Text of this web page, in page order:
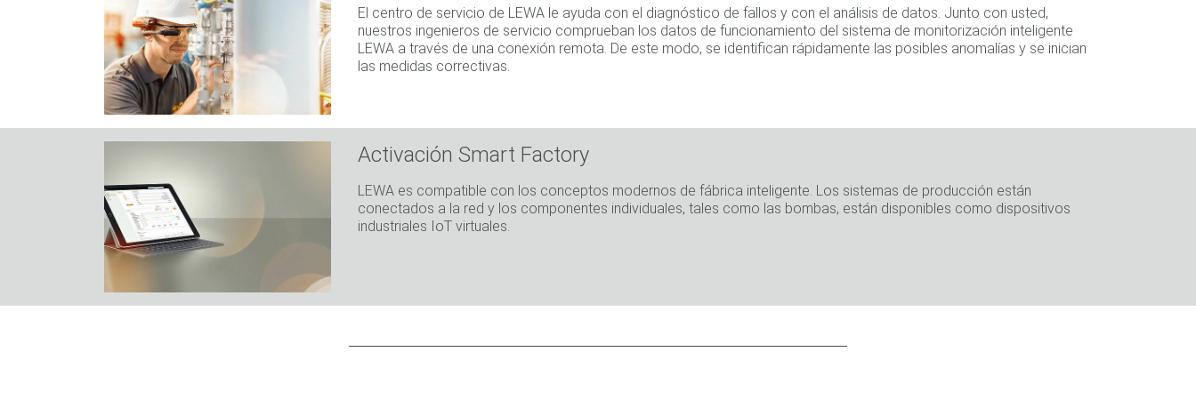
El centro de servicio de LEWA le ayuda con el diagnóstico de fallos y con el análisis de datos. Junto con usted,
nuestros ingenieros de servicio comprueban los datos de funcionamiento del sistema de monitorización inteligente
LEWA a través de una conexión remota. De este modo, se identifican rápidamente las posibles anomalías y se inician
las medidas correctivas.
Activación Smart Factory
LEWA es compatible con los conceptos modernos de fábrica inteligente. Los sistemas de producción están
conectados a la red y los componentes individuales, tales como las bombas, están disponibles como dispositivos
industriales IoT virtuales.